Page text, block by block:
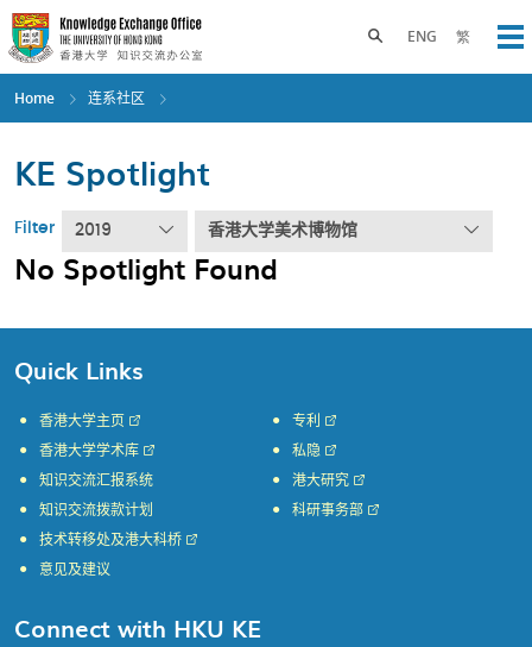
Skip
to
main
content
ENG 繁
Toggle search panel
Home 连系社区
KE Spotlight
Filter 2019 香港大学美术博物馆
No Spotlight Found
Quick Links
香港大学主页
香港大学学术库
知识交流汇报系统
知识交流拨款计划
专利
私隐
港大研究
科研事务部
技术转移处及港大科桥
意见及建议
Connect with HKU KE